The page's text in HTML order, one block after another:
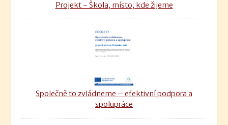
Projekt - Škola, místo, kde žijeme
Společně to zvládneme – efektivní podpora a
spolupráce